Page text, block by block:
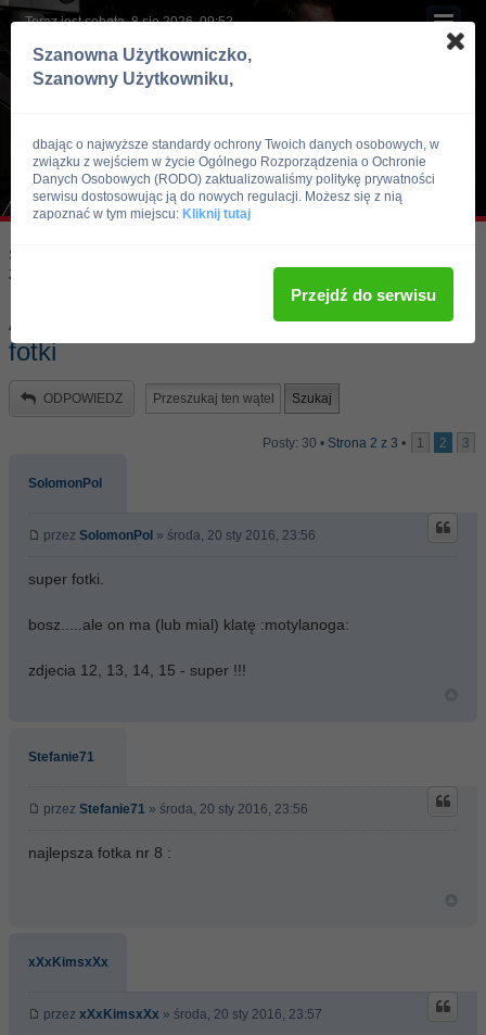
Teraz jest sobota, 8 sie 2026, 09:52
Skocz do:
Zawody, imprezy kulturystyczne, zawodnicy
Arnold Schwarzenegger - bialoczarne
fotki
ODPOWIEDZ
Posty: 30 • Strona 2 z 3 • 1 2 3
SolomonPol
przez SolomonPol » środa, 20 sty 2016, 23:56
super fotki.
bosz.....ale on ma (lub mial) klatę :motylanoga:
zdjecia 12, 13, 14, 15 - super !!!
Stefanie71
przez Stefanie71 » środa, 20 sty 2016, 23:56
najlepsza fotka nr 8 :
xXxKimsxXx
przez xXxKimsxXx » środa, 20 sty 2016, 23:57
Szanowna Użytkowniczko,
Szanowny Użytkowniku,
dbając o najwyższe standardy ochrony Twoich danych osobowych, w
związku z wejściem w życie Ogólnego Rozporządzenia o Ochronie
Danych Osobowych (RODO) zaktualizowaliśmy politykę prywatności
serwisu dostosowując ją do nowych regulacji. Możesz się z nią
zapoznać w tym miejscu: Kliknij tutaj
Przejdź do serwisu